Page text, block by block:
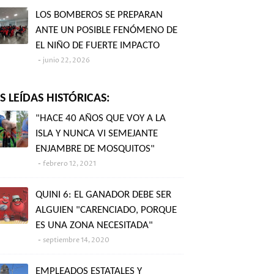
LOS BOMBEROS SE PREPARAN
ANTE UN POSIBLE FENÓMENO DE
EL NIÑO DE FUERTE IMPACTO
junio 22, 2026
LEÍDAS HISTÓRICAS:
"HACE 40 AÑOS QUE VOY A LA
ISLA Y NUNCA VI SEMEJANTE
ENJAMBRE DE MOSQUITOS"
febrero 12, 2021
QUINI 6: EL GANADOR DEBE SER
ALGUIEN "CARENCIADO, PORQUE
ES UNA ZONA NECESITADA"
septiembre 14, 2020
EMPLEADOS ESTATALES Y